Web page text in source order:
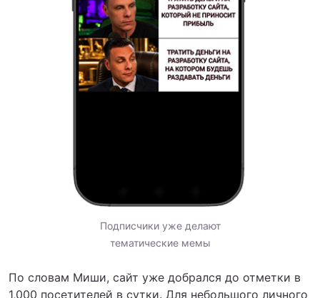
Подписчики уже делают
тематические мемы
По словам Миши, сайт уже добрался до отметки в
1,000 посетителей в сутки. Для небольшого личного